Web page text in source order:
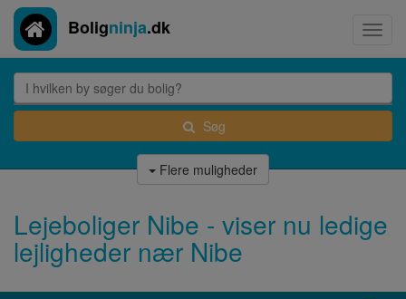
Boligninja.dk
Søg
Flere muligheder
Lejeboliger Nibe - viser nu ledige
lejligheder nær Nibe